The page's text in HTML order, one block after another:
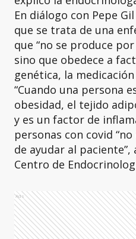
En diálogo con Pepe
que se trata de una
que “no se produce
sino que obedece a
genética, la
“Cuando una persona
obesidad, el tejido
y es un factor de
personas con covid
de ayudar al
Centro de
Ads